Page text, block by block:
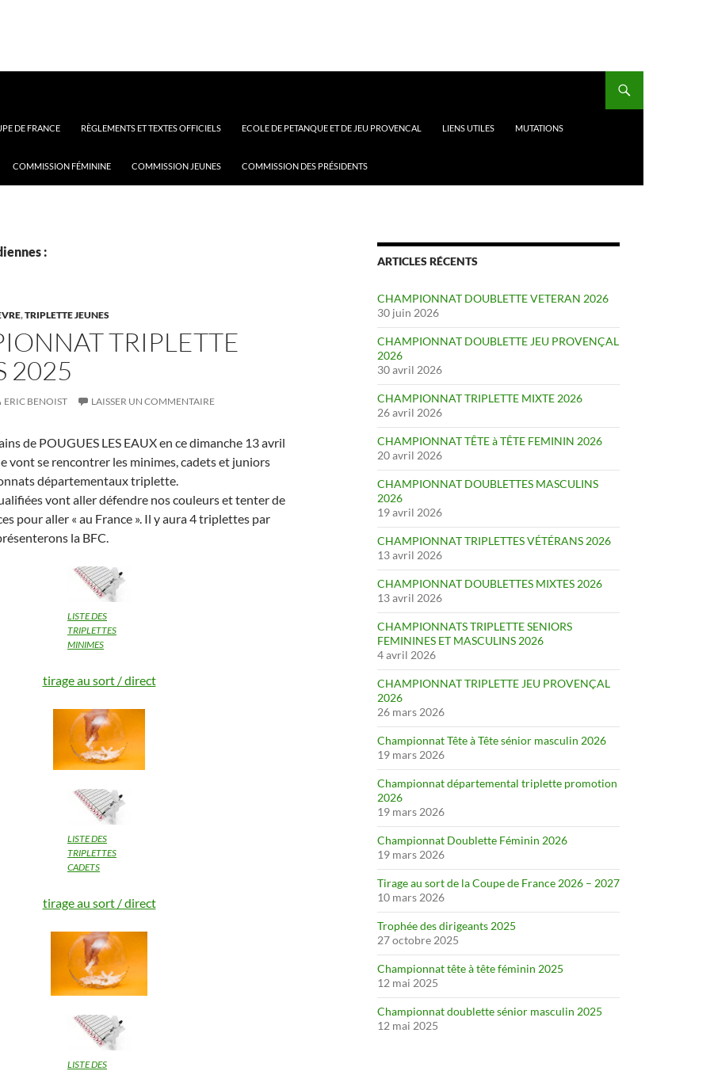
DE FRANCE RÈGLEMENTS ET TEXTES OFFICIELS ECOLE DE PETANQUE ET DE JEU PROVENCAL LIENS UTILES MUTATIONS
COMMISSION FÉMININE COMMISSION JEUNES COMMISSION DES PRÉSIDENTS
:
,TRIPLETTE JEUNES
TRIPLETTE
2025
ERIC BENOIST LAISSER UN COMMENTAIRE
de POUGUES LES EAUX en ce dimanche 13 avril
vont se rencontrer les minimes, cadets et juniors
départementaux triplette.
vont aller défendre nos couleurs et tenter de
pour aller « au France ». Il y aura 4 triplettes par
la BFC.
LISTE DES
TRIPLETTES
MINIMES
tirage au sort / direct
LISTE DES
TRIPLETTES
CADETS
tirage au sort / direct
LISTE DES
ARTICLES RÉCENTS
CHAMPIONNAT DOUBLETTE VETERAN 2026
30 juin 2026
CHAMPIONNAT DOUBLETTE JEU PROVENÇAL
2026
30 avril 2026
CHAMPIONNAT TRIPLETTE MIXTE 2026
26 avril 2026
CHAMPIONNAT TÊTE à TÊTE FEMININ 2026
20 avril 2026
CHAMPIONNAT DOUBLETTES MASCULINS
2026
19 avril 2026
CHAMPIONNAT TRIPLETTES VÉTÉRANS 2026
13 avril 2026
CHAMPIONNAT DOUBLETTES MIXTES 2026
13 avril 2026
CHAMPIONNATS TRIPLETTE SENIORS
FEMININES ET MASCULINS 2026
4 avril 2026
CHAMPIONNAT TRIPLETTE JEU PROVENÇAL
2026
26 mars 2026
Championnat Tête à Tête sénior masculin 2026
19 mars 2026
Championnat départemental triplette promotion
2026
19 mars 2026
Championnat Doublette Féminin 2026
19 mars 2026
Tirage au sort de la Coupe de France 2026 – 2027
10 mars 2026
Trophée des dirigeants 2025
27 octobre 2025
Championnat tête à tête féminin 2025
12 mai 2025
Championnat doublette sénior masculin 2025
12 mai 2025